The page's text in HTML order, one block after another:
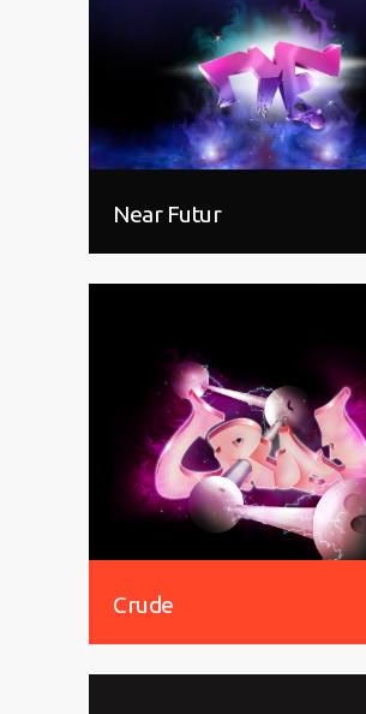
Near Futur
Crude